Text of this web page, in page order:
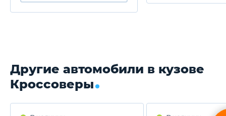
Другие автомобили в кузове
Кроссоверы